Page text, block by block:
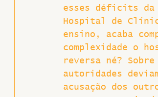
esses déficits da
Hospital de
ensino, acaba
complexidade o
reversa né?
autoridades
acusação dos